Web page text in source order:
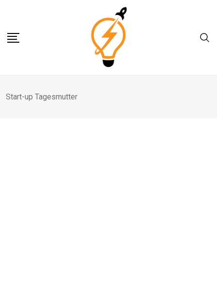
content
Start-up Tagesmutter